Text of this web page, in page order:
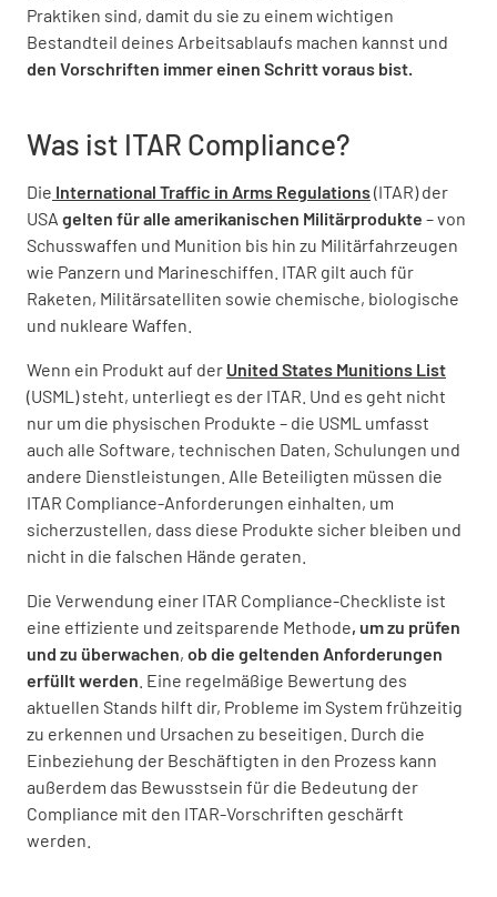
Praktiken sind, damit du sie zu einem wichtigen
Bestandteil deines Arbeitsablaufs machen kannst und
den Vorschriften immer einen Schritt voraus bist.
Was ist ITAR Compliance?
Die International Traffic in Arms Regulations(ITAR) der
USA gelten für alle amerikanischen Militärprodukte – von
Schusswaffen und Munition bis hin zu Militärfahrzeugen
wie Panzern und Marineschiffen. ITAR gilt auch für
Raketen, Militärsatelliten sowie chemische, biologische
und nukleare Waffen.
Wenn ein Produkt auf der United States Munitions List
(USML) steht, unterliegt es der ITAR. Und es geht nicht
nur um die physischen Produkte – die USML umfasst
auch alle Software, technischen Daten, Schulungen und
andere Dienstleistungen. Alle Beteiligten müssen die
ITAR Compliance-Anforderungen einhalten, um
sicherzustellen, dass diese Produkte sicher bleiben und
nicht in die falschen Hände geraten.
Die Verwendung einer ITAR Compliance-Checkliste ist
eine effiziente und zeitsparende Methode, um zu prüfen
und zu überwachen, ob die geltenden Anforderungen
erfüllt werden . Eine regelmäßige Bewertung des
aktuellen Stands hilft dir, Probleme im System frühzeitig
zu erkennen und Ursachen zu beseitigen. Durch die
Einbeziehung der Beschäftigten in den Prozess kann
außerdem das Bewusstsein für die Bedeutung der
Compliance mit den ITAR-Vorschriften geschärft
werden.